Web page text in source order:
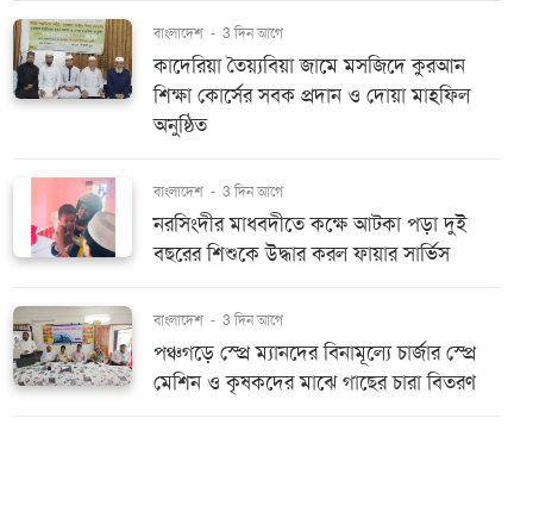
বাংলাদেশ - 3 দিন আগে
কাদেরিয়া তৈয়্যবিয়া জামে মসজিদে কুরআন
শিক্ষা কোর্সের সবক প্রদান ও দোয়া মাহফিল
অনুষ্ঠিত
বাংলাদেশ - 3 দিন আগে
নরসিংদীর মাধবদীতে কক্ষে আটকা পড়া দুই
বছরের শিশুকে উদ্ধার করল ফায়ার সার্ভিস
বাংলাদেশ - 3 দিন আগে
পঞ্চগড়ে স্প্রে ম্যানদের বিনামূল্যে চার্জার স্প্রে
মেশিন ও কৃষকদের মাঝে গাছের চারা বিতরণ